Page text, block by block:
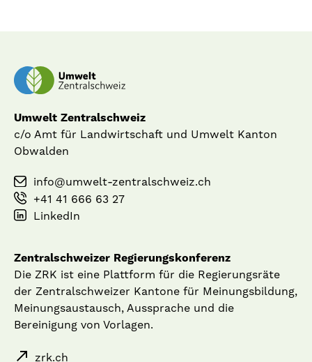
Umwelt Zentralschweiz
c/o Amt für Landwirtschaft und Umwelt Kanton
Obwalden
info@umwelt-zentralschweiz.ch
+41 41 666 63 27
LinkedIn
Zentralschweizer Regierungskonferenz
Die ZRK ist eine Plattform für die Regierungsräte
der Zentralschweizer Kantone für Meinungsbildung,
Meinungsaustausch, Aussprache und die
Bereinigung von Vorlagen.
zrk.ch